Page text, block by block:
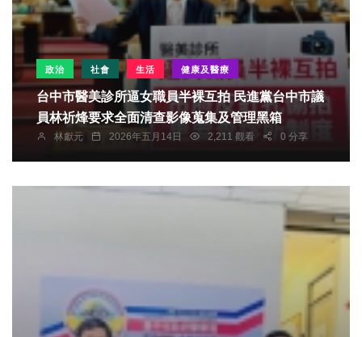
政治 社會 生活 健康及醫療
台中市醫美診所逼女職員半裸互拍 民進黨台中市議
員林祈烽要求全面清查影像蒐集及管理黑箱
林獻元 2026年五月14日 2,211 觀看 0 分享